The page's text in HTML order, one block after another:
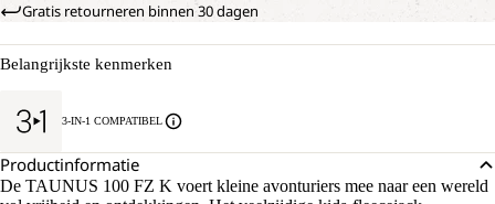
Gratis retourneren binnen 30 dagen
Belangrijkste kenmerken
3-IN-1 COMPATIBEL
Productinformatie
De TAUNUS 100 FZ K voert kleine avonturiers mee naar een wereld